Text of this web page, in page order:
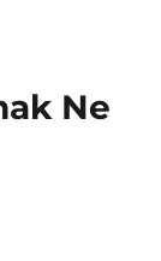
Ne